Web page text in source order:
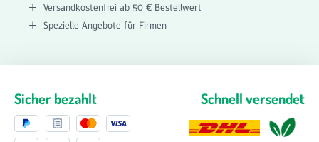
Versandkostenfrei ab 50 € Bestellwert
Spezielle Angebote für Firmen
Sicher bezahlt Schnell versendet